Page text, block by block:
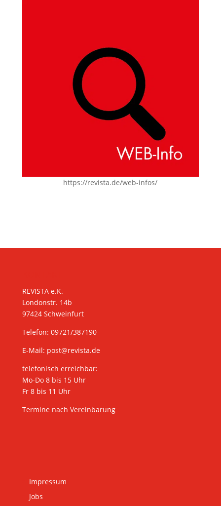
https://revista.de/web-infos/
REVISTA e.K.
Londonstr. 14b
97424 Schweinfurt
Telefon: 09721/387190
E-Mail: post@revista.de
telefonisch erreichbar:
Mo-Do 8 bis 15 Uhr
Fr 8 bis 11 Uhr
Termine nach Vereinbarung
Impressum
Jobs